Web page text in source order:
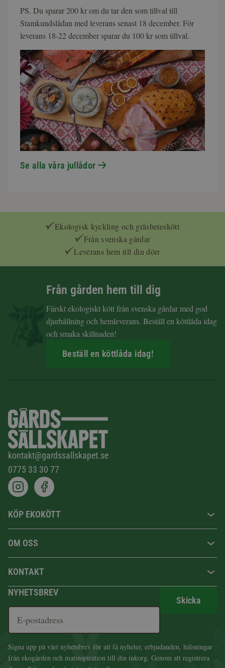
PS. Du sparar 200 kr om du tar den som tillval till
Stamkundslådan med leverans senast 18 december. För
leverans 18-22 december sparar du 100 kr som tillval.
Se alla våra jullådor
Ekologisk kyckling och gräsbeteskött
Från svenska gårdar
Leverans hem till din dörr
Från gården hem till dig
Färskt ekologiskt kött från svenska gårdar med god
djurhållning och hemleverans. Beställ en köttlåda idag
och smaka skillnaden!
Beställ en köttlåda idag!
kontakt@gardssallskapet.se
0775 33 30 77
KÖP EKOKÖTT
OM OSS
KONTAKT
NYHETSBREV
Skicka
Signa upp på vårt nyhetsbrev för att få nyheter, erbjudanden, hälsningar
från ekogården och matinspiration till din inkorg. Genom att registrera